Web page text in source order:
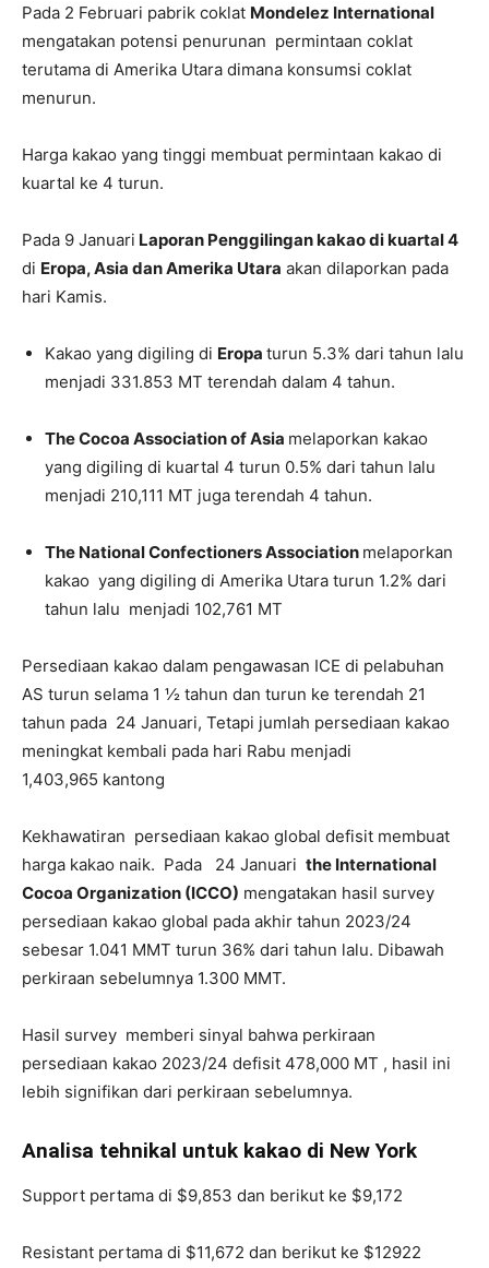
Pada 2 Februari pabrik coklat Mondelez International
mengatakan potensi penurunan permintaan coklat
terutama di Amerika Utara dimana konsumsi coklat
menurun.
Harga kakao yang tinggi membuat permintaan kakao di
kuartal ke 4 turun.
Pada 9 Januari Laporan Penggilingan kakao di kuartal 4
di Eropa, Asia dan Amerika Utara akan dilaporkan pada
hari Kamis.
Kakao yang digiling di Eropa turun 5.3% dari tahun lalu
menjadi 331.853 MT terendah dalam 4 tahun.
The Cocoa Association of Asia melaporkan kakao
yang digiling di kuartal 4 turun 0.5% dari tahun lalu
menjadi 210,111 MT juga terendah 4 tahun.
The National Confectioners Association melaporkan
kakao yang digiling di Amerika Utara turun 1.2% dari
tahun lalu menjadi 102,761 MT
Persediaan kakao dalam pengawasan ICE di pelabuhan
AS turun selama 1 ½ tahun dan turun ke terendah 21
tahun pada 24 Januari, Tetapi jumlah persediaan kakao
meningkat kembali pada hari Rabu menjadi
1,403,965 kantong
Kekhawatiran persediaan kakao global defisit membuat
harga kakao naik. Pada 24 Januari the International
Cocoa Organization (ICCO) mengatakan hasil survey
persediaan kakao global pada akhir tahun 2023/24
sebesar 1.041 MMT turun 36% dari tahun lalu. Dibawah
perkiraan sebelumnya 1.300 MMT.
Hasil survey memberi sinyal bahwa perkiraan
persediaan kakao 2023/24 defisit 478,000 MT , hasil ini
lebih signifikan dari perkiraan sebelumnya.
Analisa tehnikal untuk kakao di New York
Support pertama di $9,853 dan berikut ke $9,172
Resistant pertama di $11,672 dan berikut ke $12922